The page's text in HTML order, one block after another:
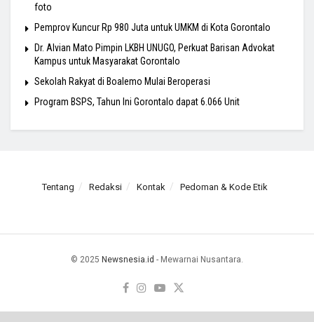
foto
Pemprov Kuncur Rp 980 Juta untuk UMKM di Kota Gorontalo
Dr. Alvian Mato Pimpin LKBH UNUGO, Perkuat Barisan Advokat
Kampus untuk Masyarakat Gorontalo
Sekolah Rakyat di Boalemo Mulai Beroperasi
Program BSPS, Tahun Ini Gorontalo dapat 6.066 Unit
Tentang Redaksi Kontak Pedoman & Kode Etik
© 2025 Newsnesia.id - Mewarnai Nusantara.